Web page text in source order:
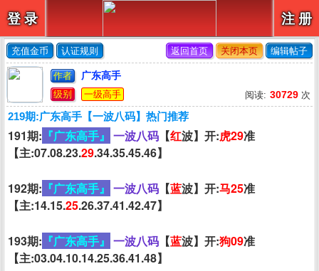
注 册
登 录
充值金币 认证规则 返回首页 关闭本页 编辑帖子
作者 广东高手
级别 一级高手 阅读: 30729次
219期:广东高手【一波八码】热门推荐
191期: 『广东高手』 一波八码【红波】开:虎29准
【主:07.08.23.29.34.35.45.46】
192期: 『广东高手』 一波八码【蓝波】开:马25准
【主:14.15.25.26.37.41.42.47】
193期: 『广东高手』 一波八码【蓝波】开:狗09准
【主:03.04.10.14.25.36.41.48】